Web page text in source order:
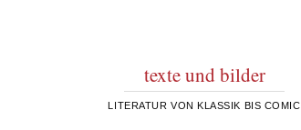
texte und bilder
LITERATUR VON KLASSIK BIS COMIC